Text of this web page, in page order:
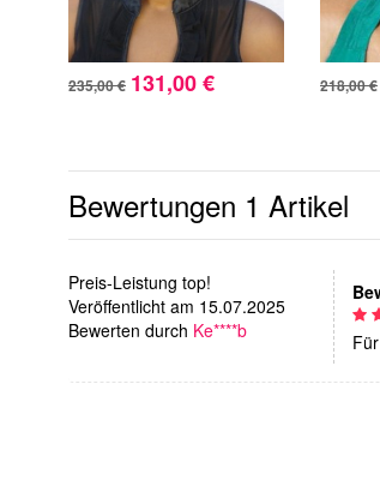
235,00 € 131,00 € 218,00 €
Bewertungen 1 Artikel
Preis-Leistung top!
Veröffentlicht am 15.07.2025
Bewerten durch Ke****b